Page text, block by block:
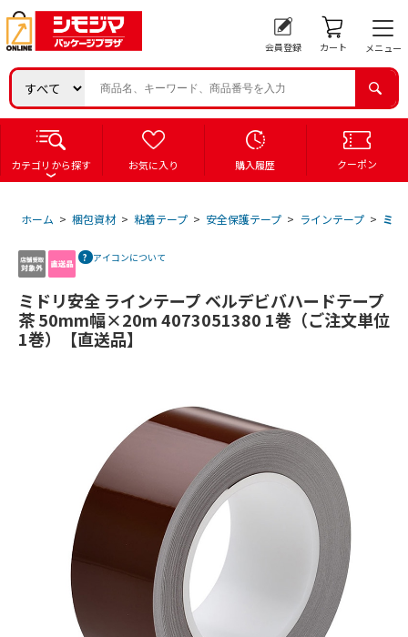
会員登録 カート メニュー
カテゴリから探す お気に入り 購入履歴 クーポン
ホーム > 梱包資材 > 粘着テープ > 安全保護テープ > ラインテープ > ミ
アイコンについて
ミドリ安全 ラインテープ ベルデビバハードテープ
茶 50mm幅×20m 4073051380 1巻（ご注文単位
1巻）【直送品】